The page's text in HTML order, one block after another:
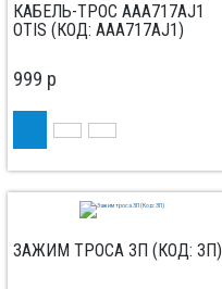
КАБЕЛЬ-ТРОС AAA717AJ1
OTIS (КОД: AAA717AJ1)
999 p
ЗАЖИМ ТРОСА ЗП (КОД: ЗП)